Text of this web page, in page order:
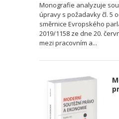
Monografie analyzuje
úpravy s požadavky čl. 5
směrnice Evropského
2019/1158 ze dne 20.
mezi pracovním a...